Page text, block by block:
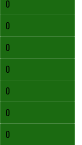
0
0
0
0
0
0
0